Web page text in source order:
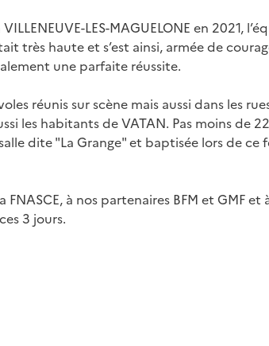
LES-MAGUELONE en 2021,
très haute et s’est ainsi, armée de
une parfaite réussite.
réunis sur scène mais aussi dans les
les habitants de VATAN. Pas moins de
dite "La Grange" et baptisée lors de ce
FNASCE, à nos partenaires BFM et GMF et
3 jours.